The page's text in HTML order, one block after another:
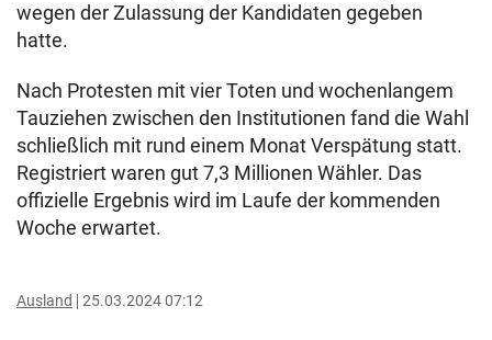
wegen der Zulassung der Kandidaten gegeben
hatte.
Nach Protesten mit vier Toten und wochenlangem
Tauziehen zwischen den Institutionen fand die Wahl
schließlich mit rund einem Monat Verspätung statt.
Registriert waren gut 7,3 Millionen Wähler. Das
offizielle Ergebnis wird im Laufe der kommenden
Woche erwartet.
Ausland 25.03.2024 07:12